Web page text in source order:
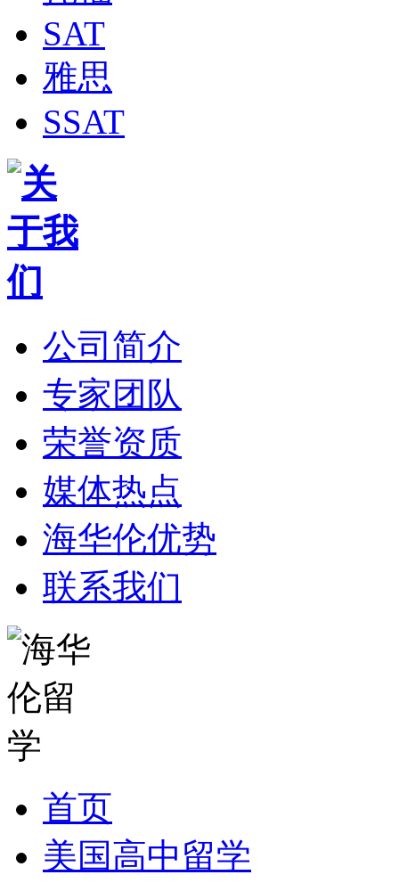
SAT
雅思
SSAT
公司简介
专家团队
荣誉资质
媒体热点
海华伦优势
联系我们
首页
美国高中留学